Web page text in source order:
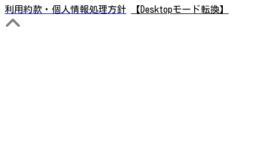
利用約款・個人情報処理方針
【Desktopモード転換】